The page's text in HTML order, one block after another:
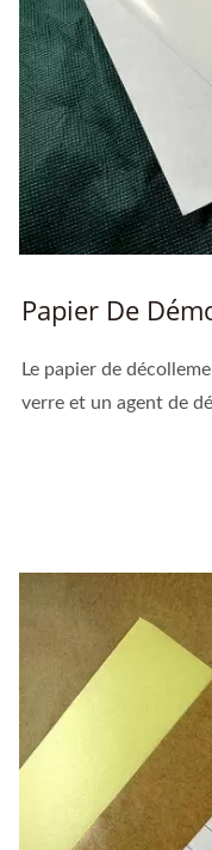
Papier De
Le papier de
verre et un agent de